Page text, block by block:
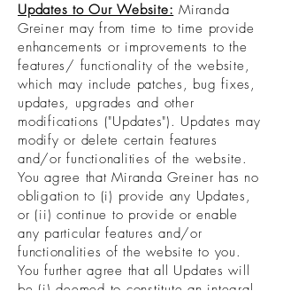
Updates to Our Website: Miranda
Greiner may from time to time provide
enhancements or improvements to the
features/ functionality of the website,
which may include patches, bug fixes,
updates, upgrades and other
modifications ("Updates"). Updates may
modify or delete certain features
and/or functionalities of the website.
You agree that Miranda Greiner has no
obligation to (i) provide any Updates,
or (ii) continue to provide or enable
any particular features and/or
functionalities of the website to you.
You further agree that all Updates will
be (i) deemed to constitute an integral